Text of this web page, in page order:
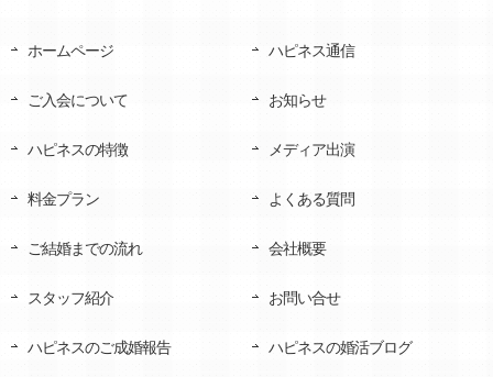
ホームページ
ご入会について
ハピネスの特徴
料金プラン
ご結婚までの流れ
スタッフ紹介
ハピネスのご成婚報告
ハピネス通信
お知らせ
メディア出演
よくある質問
会社概要
お問い合せ
ハピネスの婚活ブログ